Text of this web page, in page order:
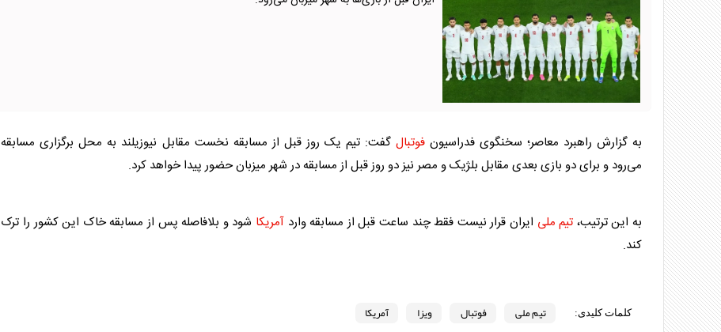
به گزارش راهبرد معاصر؛ سخنگوی فدراسیونفوتبال گفت: تیم یک روز قبل از مسابقه نخست مقابل نیوزیلند به محل برگزاری مسابقه
می‌رود و برای دو بازی بعدی مقابل بلژیک و مصر نیز دو روز قبل از مسابقه در شهر میزبان حضور پیدا خواهد کرد.
به این ترتیب، تیم ملی ایران قرار نیست فقط چند ساعت قبل از مسابقه واردآمریکا شود و بلافاصله پس از مسابقه خاک این کشور را ترک
کند.
کلمات کلیدی: تیم ملی فوتبال ویزا آمریکا